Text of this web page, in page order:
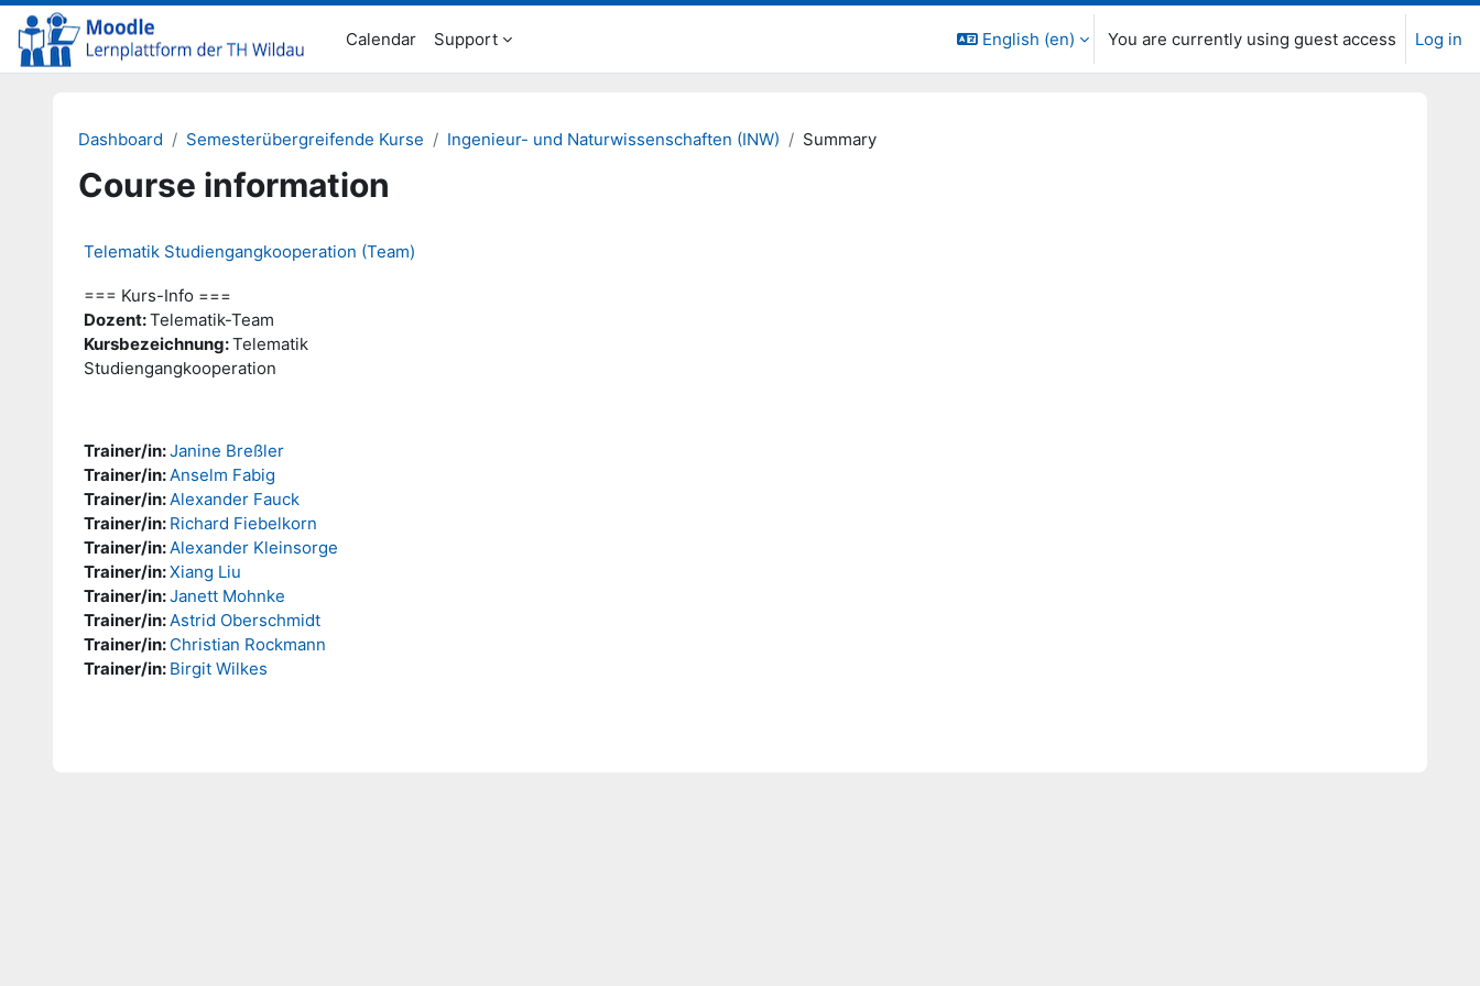
Skip to main content
Calendar
Support English ‎(en)‎ You are currently using guest access Log in
Dashboard Semesterübergreifende Kurse Ingenieur- und Naturwissenschaften (INW) Summary
Course information
Telematik Studiengangkooperation (Team)
=== Kurs-Info ===
Dozent:Telematik-Team
Kursbezeichnung:Telematik
Studiengangkooperation
Trainer/in:Janine Breßler
Trainer/in:Anselm Fabig
Trainer/in:Alexander Fauck
Trainer/in: Richard Fiebelkorn
Trainer/in:Alexander Kleinsorge
Trainer/in:Xiang Liu
Trainer/in:Janett Mohnke
Trainer/in:Astrid Oberschmidt
Trainer/in: Christian Rockmann
Trainer/in: Birgit Wilkes